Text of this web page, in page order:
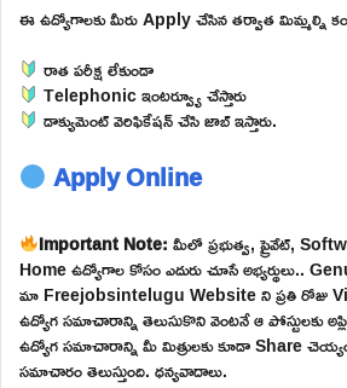
ఈ ఉద్యోగాలకు మీరు Apply చేసిన తర్వాత మిమ్మల్ని
రాత పరీక్ష లేకుండా
Telephonic ఇంటర్వ్యూ చేస్తారు
డాక్యుమెంట్ వెరిఫికేషన్ చేసి జాబ్ ఇస్తారు.
Apply Online
Important Note:మీలో ప్రభుత్వ, ప్రైవేట్,
Home ఉద్యోగాల కోసం ఎదురు చూసే అభ్యర్థులు..
మా Freejobsintelugu Website ని ప్రతి రోజు
ఉద్యోగ సమాచారాన్ని తెలుసుకొని వెంటనే ఆ పోస్టులకు
ఉద్యోగ సమాచారాన్ని మీ మిత్రులకు కూడా Share
సమాచారం తెలుస్తుంది. ధన్యవాదాలు.